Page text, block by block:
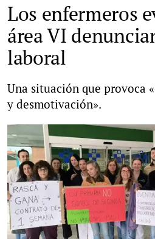
Los enfermeros
área VI
laboral
Una situación que provoca
y desmotivación».